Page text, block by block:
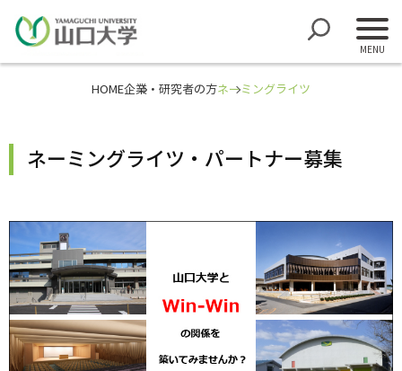
HOME企業・研究者の方ネーミングライツ
ネーミングライツ・パートナー募集